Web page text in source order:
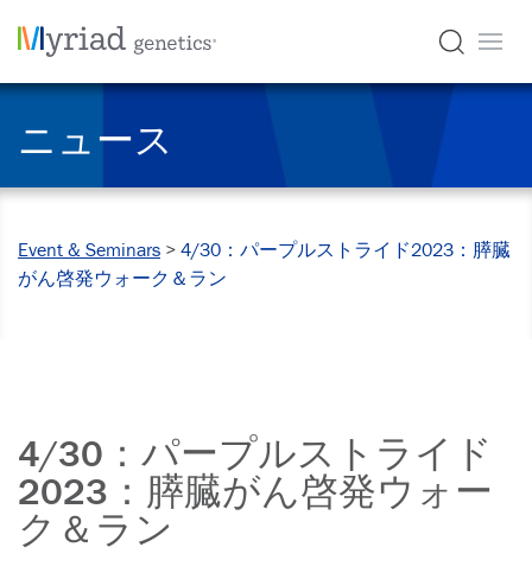
ニュース
Event & Seminars > 4/30：パープルストライド2023：膵臓
がん啓発ウォーク＆ラン
4/30：パープルストライド
2023：膵臓がん啓発ウォー
ク＆ラン